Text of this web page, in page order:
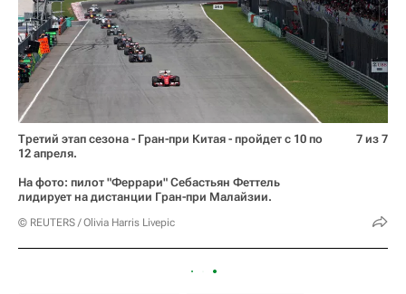
Третий этап сезона - Гран-при Китая - пройдет с 10 по
12 апреля.
На фото: пилот "Феррари" Себастьян Феттель
лидирует на дистанции Гран-при Малайзии.
© REUTERS / Olivia Harris Livepic
7 из 7